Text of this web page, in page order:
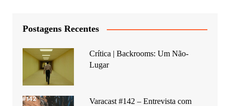
Postagens Recentes
Crítica | Backrooms: Um Não-
Lugar
Varacast #142 – Entrevista com